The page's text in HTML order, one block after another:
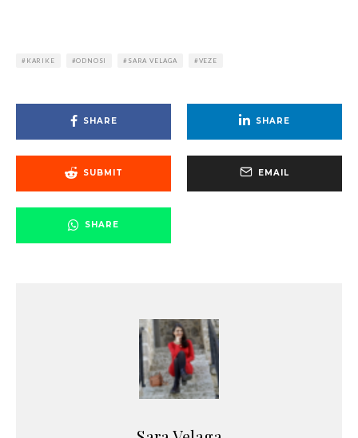
KARIKE ODNOSI SARA VELAGA VEZE
SHARE SHARE
SUBMIT EMAIL
SHARE